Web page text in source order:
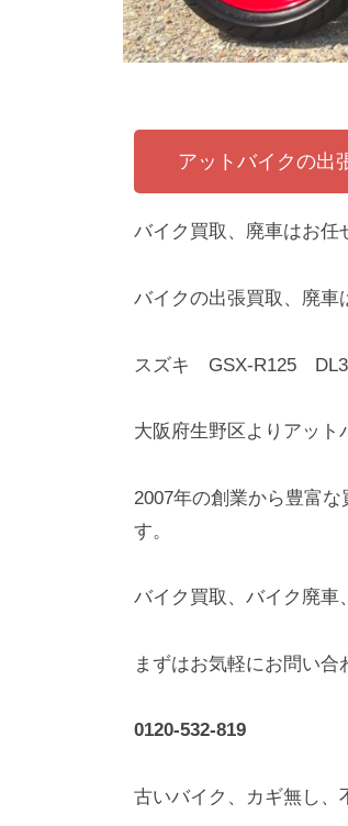
アットバイクの出
バイク買取、廃車はお任
バイクの出張買取、廃車
スズキ GSX-R125
大阪府生野区よりアット
2007年の創業から豊富
す。
バイク買取、バイク廃車
まずはお気軽にお問い合
0120-532-819
古いバイク、カギ無し、